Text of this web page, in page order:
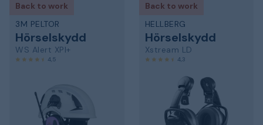
Back to work
3M PELTOR
Hörselskydd
WS Alert XPI+
4,5
Back to work
HELLBERG
Hörselskydd
Xstream LD
4,3